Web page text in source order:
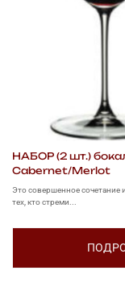
НАБОР (2 шт.)
Cabernet/Merlot
Это совершенное сочетание
тех, кто стреми...